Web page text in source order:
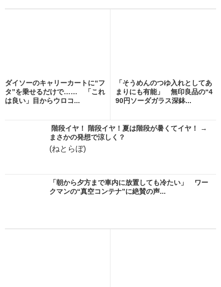
ダイソーのキャリーカートに“フ
タ”を乗せるだけで…… 「これ
は良い」目からウロコ...
「そうめんのつゆ入れとしてあ
まりにも有能」 無印良品の“4
90円ソーダガラス深鉢...
階段イヤ！ 階段イヤ！夏は階段が暑くてイヤ！ →
まさかの発想で涼しく？
(ねとらぼ)
「朝から夕方まで車内に放置しても冷たい」 ワー
クマンの“真空コンテナ”に絶賛の声...